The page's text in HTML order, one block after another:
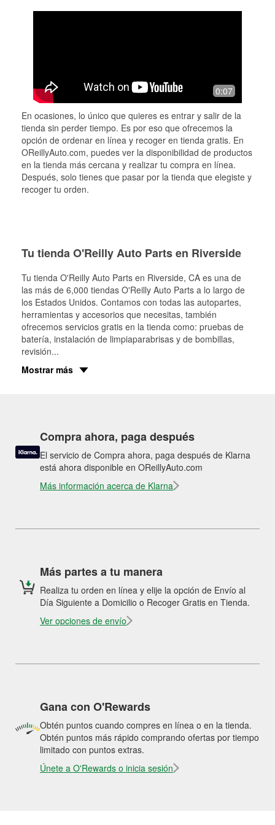
0:07
En ocasiones, lo único que quieres es entrar y salir de la
tienda sin perder tiempo. Es por eso que ofrecemos la
opción de ordenar en línea y recoger en tienda gratis. En
OReillyAuto.com, puedes ver la disponibilidad de productos
en la tienda más cercana y realizar tu compra en línea.
Después, solo tienes que pasar por la tienda que elegiste y
recoger tu orden.
Tu tienda O'Reilly Auto Parts en Riverside
Tu tienda O'Reilly Auto Parts en Riverside, CA es una de
las más de 6,000 tiendas O'Reilly Auto Parts a lo largo de
los Estados Unidos. Contamos con todas las autopartes,
herramientas y accesorios que necesitas, también
ofrecemos servicios gratis en la tienda como: pruebas de
batería, instalación de limpiaparabrisas y de bombillas,
revisión...
Mostrar más
Compra ahora, paga después
El servicio de Compra ahora, paga después de Klarna
está ahora disponible en OReillyAuto.com
Más información acerca de Klarna
Más partes a tu manera
Realiza tu orden en línea y elije la opción de Envío al
Día Siguiente a Domicilio o Recoger Gratis en Tienda.
Ver opciones de envío
Gana con O'Rewards
Obtén puntos cuando compres en línea o en la tienda.
Obtén puntos más rápido comprando ofertas por tiempo
limitado con puntos extras.
Únete a O'Rewards o inicia sesión